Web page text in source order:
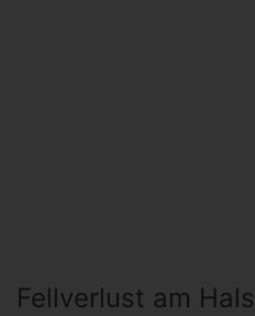
Fellverlust am Hals